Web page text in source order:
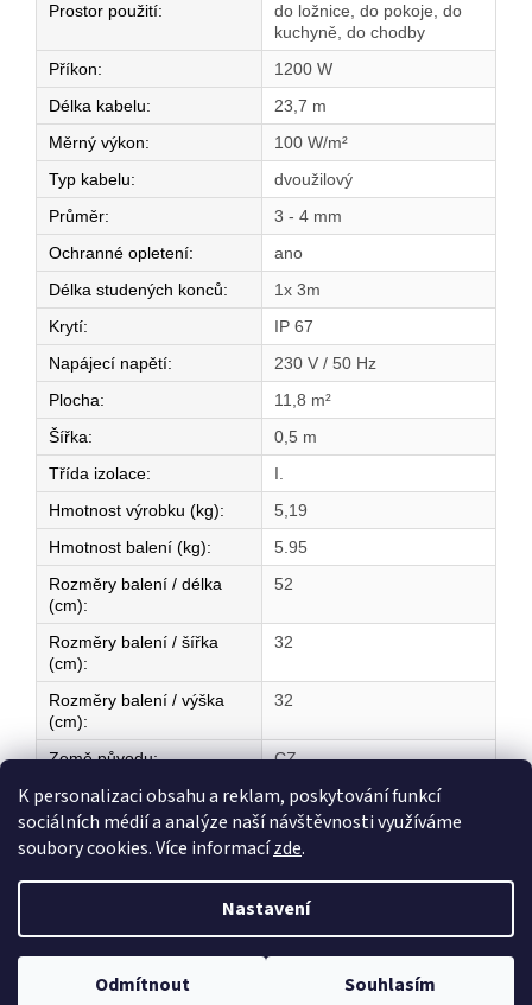
K personalizaci obsahu a reklam, poskytování funkcí
sociálních médií a analýze naší návštěvnosti využíváme
soubory cookies. Více informacízde.
Nastavení
Odmítnout Souhlasím
Prostor použití:
do ložnice, do pokoje, do
kuchyně, do chodby
Příkon:
1200 W
Délka kabelu:
23,7 m
Měrný výkon:
100 W/m²
Typ kabelu:
dvoužilový
Průměr:
3 - 4 mm
Ochranné opletení:
ano
Délka studených konců:
1x 3m
Krytí:
IP 67
Napájecí napětí:
230 V / 50 Hz
Plocha:
11,8 m²
Šířka:
0,5 m
Třída izolace:
I.
Hmotnost výrobku (kg):
5,19
Hmotnost balení (kg):
5.95
Rozměry balení / délka
(cm):
52
Rozměry balení / šířka
(cm):
32
Rozměry balení / výška
(cm):
32
Země původu: CZ
Copyright 2026ELEKTRICKÉ TOPENÍ. Všechna práva vyhrazena.
Upravit nastavení cookies